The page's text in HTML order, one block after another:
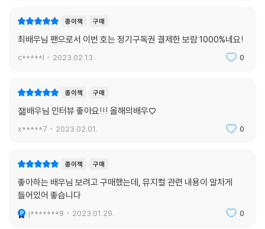
종이책 구매
최배우님 팬으로서 이번 호는 정기구독권 결제한 보람 1000%네요!
c*****l 2023.02.13. 0
종이책 구매
잶배우님 인터뷰 좋아요!!! 올해의배우♡
x*****7 2023.02.01. 0
종이책 구매
좋아하는 배우님 보려고 구매했는데, 뮤지컬 관련 내용이 알차게
들어있어 좋습니다
j*******9 2023.01.29. 0